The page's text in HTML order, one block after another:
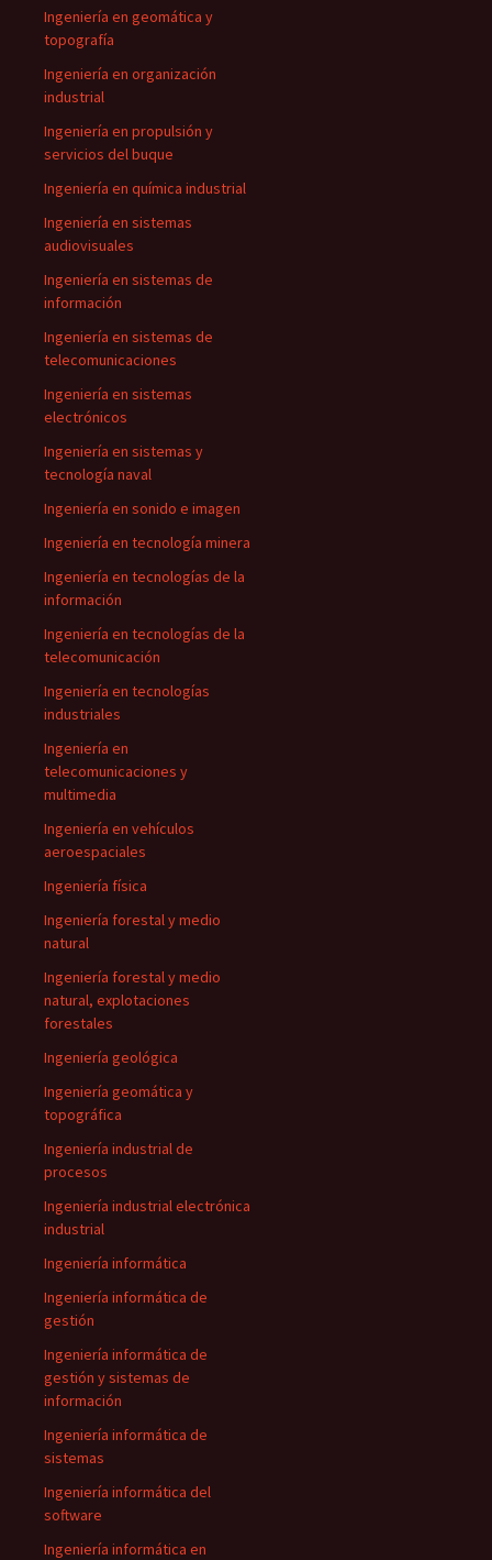
Ingeniería en geomática y
topografía
Ingeniería en organización
industrial
Ingeniería en propulsión y
servicios del buque
Ingeniería en química industrial
Ingeniería en sistemas
audiovisuales
Ingeniería en sistemas de
información
Ingeniería en sistemas de
telecomunicaciones
Ingeniería en sistemas
electrónicos
Ingeniería en sistemas y
tecnología naval
Ingeniería en sonido e imagen
Ingeniería en tecnología minera
Ingeniería en tecnologías de la
información
Ingeniería en tecnologías de la
telecomunicación
Ingeniería en tecnologías
industriales
Ingeniería en
telecomunicaciones y
multimedia
Ingeniería en vehículos
aeroespaciales
Ingeniería física
Ingeniería forestal y medio
natural
Ingeniería forestal y medio
natural, explotaciones
forestales
Ingeniería geológica
Ingeniería geomática y
topográfica
Ingeniería industrial de
procesos
Ingeniería industrial electrónica
industrial
Ingeniería informática
Ingeniería informática de
gestión
Ingeniería informática de
gestión y sistemas de
información
Ingeniería informática de
sistemas
Ingeniería informática del
software
Ingeniería informática en